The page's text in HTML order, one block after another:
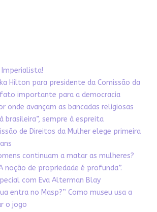
Imperialista!
Hilton para presidente da Comissão da
importante para a democracia
onde avançam as bancadas religiosas
brasileira”, sempre à espreita
de Direitos da Mulher elege primeira
continuam a matar as mulheres?
noção de propriedade é profunda”.
com Eva Alterman Blay
entra no Masp?” Como museu usa a
o jogo